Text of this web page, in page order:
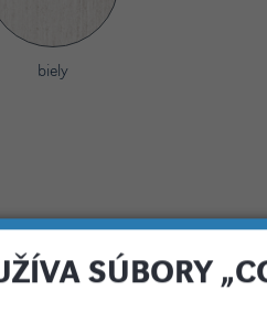
biely
ste si?
si natónovať odtieň lazúry podľa
SÚBORY